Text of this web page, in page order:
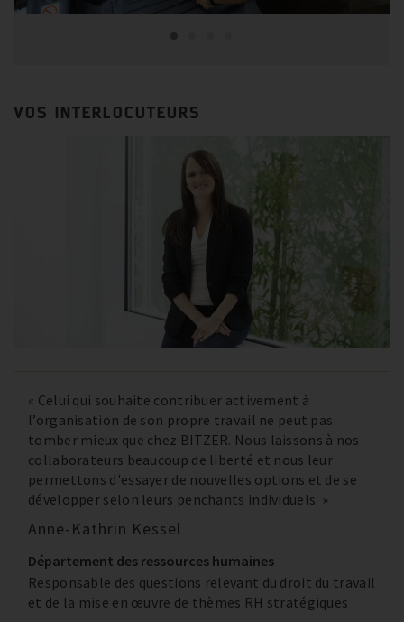
VOS INTERLOCUTEURS
« Celui qui souhaite contribuer activement à
l’organisation de son propre travail ne peut pas
tomber mieux que chez BITZER. Nous laissons à nos
collaborateurs beaucoup de liberté et nous leur
permettons d'essayer de nouvelles options et de se
développer selon leurs penchants individuels. »
Anne-Kathrin Kessel
Département des ressources humaines
Responsable des questions relevant du droit du travail
et de la mise en œuvre de thèmes RH stratégiques